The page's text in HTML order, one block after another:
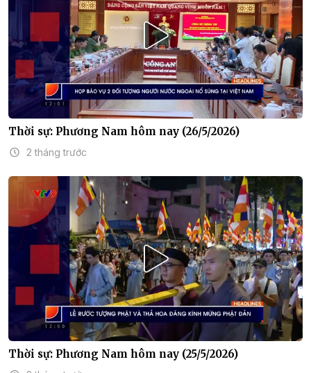
Thời sự: Phương Nam hôm nay (26/5/2026)
2 tháng trước
Thời sự: Phương Nam hôm nay (25/5/2026)